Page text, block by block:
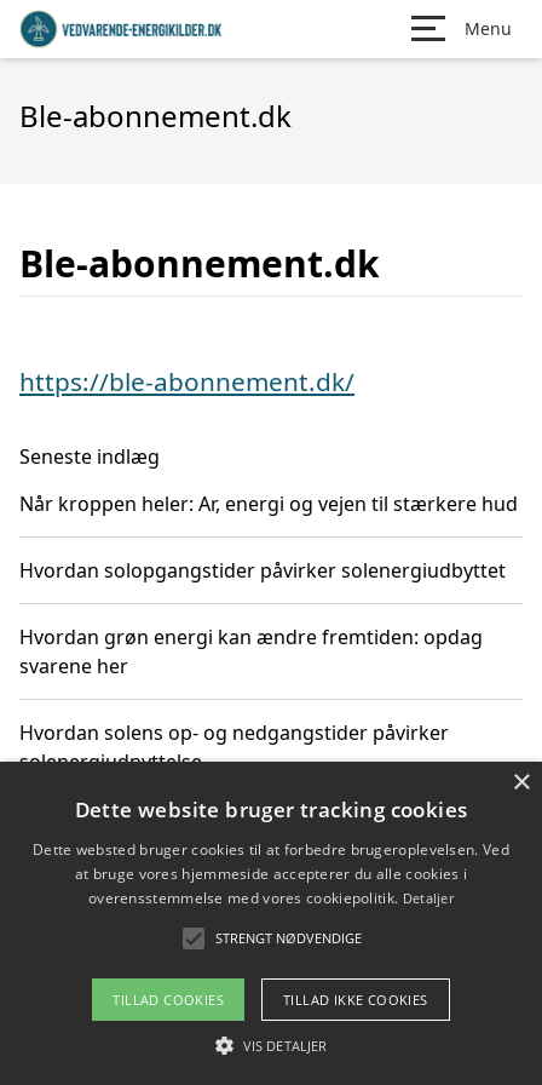
Menu
Ble-abonnement.dk
Ble-abonnement.dk
https://ble-abonnement.dk/
Seneste indlæg
Når kroppen heler: Ar, energi og vejen til stærkere hud
Hvordan solopgangstider påvirker solenergiudbyttet
Hvordan grøn energi kan ændre fremtiden: opdag
svarene her
Hvordan solens op- og nedgangstider påvirker
solenergiudnyttelse
Hvordan du får svar på energispørgsmål om
vedvarende energikilder
Om / kontakt
Blog Betingelser
×
Dette website bruger tracking cookies
Dette websted bruger cookies til at forbedre brugeroplevelsen. Ved
at bruge vores hjemmeside accepterer du alle cookies i
overensstemmelse med vores cookiepolitik. Detaljer
STRENGT NØDVENDIGE
TILLAD COOKIES TILLAD IKKE COOKIES
VIS DETALJER